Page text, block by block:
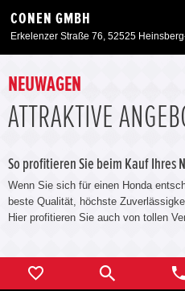
CONEN GMBH
Erkelenzer Straße 76, 52525
Neuwagen
Gebrauchtwagen
Angebote
Service & Zubehör
Unser Autohaus
NEUWAGEN
ATTRAKTIVE
So profitieren Sie beim Kauf Ihres
Wenn Sie sich für einen Honda
beste Qualität, höchste
Hier profitieren Sie auch von tollen